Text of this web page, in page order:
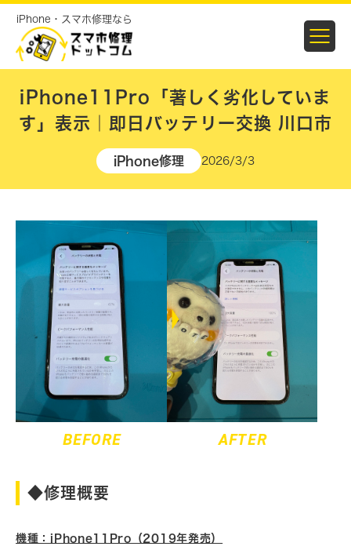
iPhone・スマホ修理なら
iPhone11Pro「著しく劣化していま
す」表示｜即日バッテリー交換 川口市
iPhone修理 2026/3/3
BEFORE AFTER
◆修理概要
機種：iPhone11Pro（2019年発売）